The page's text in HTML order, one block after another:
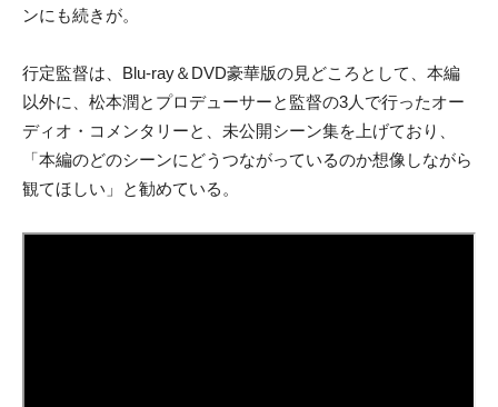
ンにも続きが。
行定監督は、Blu-ray＆DVD豪華版の見どころとして、本編
以外に、松本潤とプロデューサーと監督の3人で行ったオー
ディオ・コメンタリーと、未公開シーン集を上げており、
「本編のどのシーンにどうつながっているのか想像しながら
観てほしい」と勧めている。